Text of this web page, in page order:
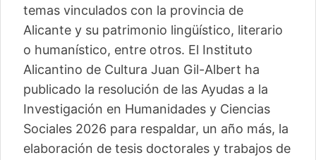
temas vinculados con la provincia de
Alicante y su patrimonio lingüístico, literario
o humanístico, entre otros. El Instituto
Alicantino de Cultura Juan Gil-Albert ha
publicado la resolución de las Ayudas a la
Investigación en Humanidades y Ciencias
Sociales 2026 para respaldar, un año más, la
elaboración de tesis doctorales y trabajos de